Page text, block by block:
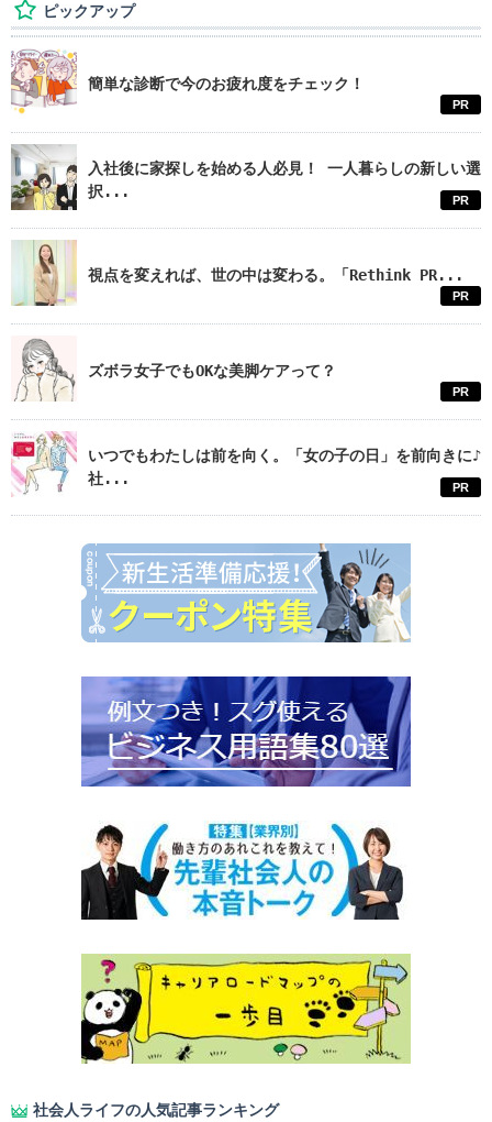
ピックアップ
簡単な診断で今のお疲れ度をチェック！
PR
入社後に家探しを始める人必見！ 一人暮らしの新しい選
択...
PR
視点を変えれば、世の中は変わる。「Rethink PR...
PR
ズボラ女子でもOKな美脚ケアって？
PR
いつでもわたしは前を向く。「女の子の日」を前向きに♪
社...
PR
社会人ライフの人気記事ランキング